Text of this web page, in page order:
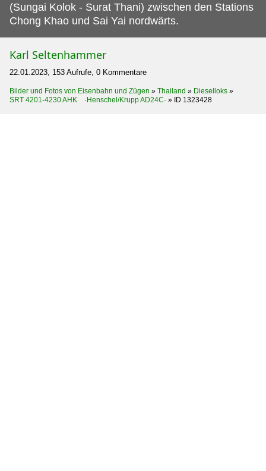
(Sungai Kolok - Surat Thani) zwischen den Stations
Chong Khao und Sai Yai nordwärts.
Karl Seltenhammer
22.01.2023, 153 Aufrufe, 0 Kommentare
Bilder und Fotos von Eisenbahn und Zügen » Thailand » Dieselloks »
SRT 4201-4230 AHK ·Henschel/Krupp AD24C· » ID 1323428